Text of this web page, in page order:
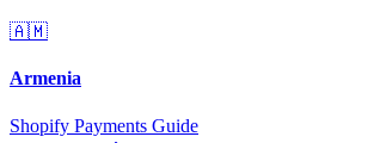
🇦🇲
Armenia
Shopify Payments Guide